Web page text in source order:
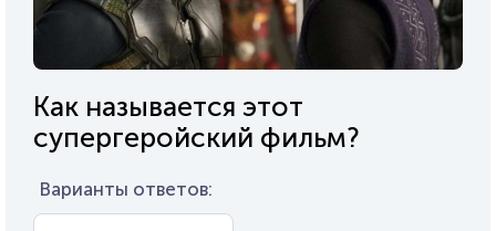
Как называется этот
супергеройский фильм?
Варианты ответов: